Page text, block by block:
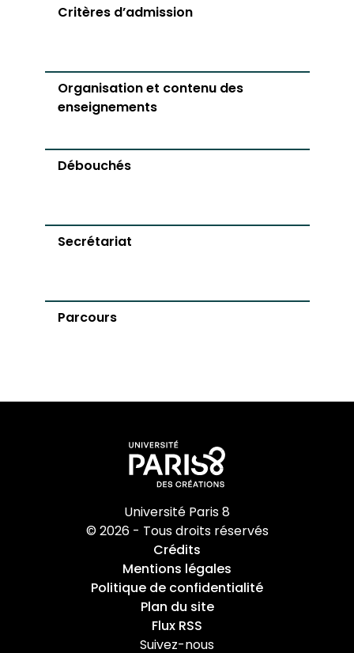
Critères d’admission
Organisation et contenu des
enseignements
Débouchés
Secrétariat
Parcours
Université Paris 8
© 2026 - Tous droits réservés
Crédits
Mentions légales
Politique de confidentialité
Plan du site
Flux RSS
Suivez-nous